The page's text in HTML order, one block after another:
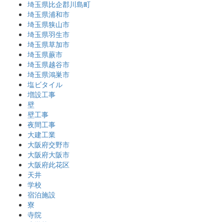
埼玉県比企郡川島町
埼玉県浦和市
埼玉県狭山市
埼玉県羽生市
埼玉県草加市
埼玉県蕨市
埼玉県越谷市
埼玉県鴻巣市
塩ビタイル
増設工事
壁
壁工事
夜間工事
大建工業
大阪府交野市
大阪府大阪市
大阪府此花区
天井
学校
宿泊施設
寮
寺院